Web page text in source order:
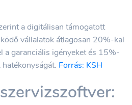
a digitálisan támogatott
vállalatok átlagosan 20%-kal
a garanciális igényeket és 15%-
Forrás: KSH